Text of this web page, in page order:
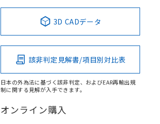
3D CADデータ
該非判定見解書/項目別対比表
日本の外為法に基づく該非判定、およびEAR再輸出規
制に関する見解が入手できます。
オンライン購入